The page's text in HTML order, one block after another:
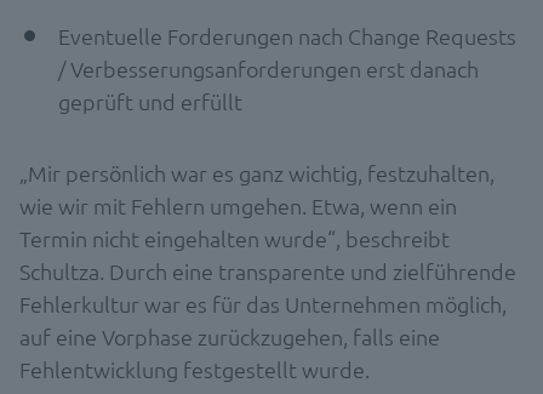
Eventuelle Forderungen nach Change Requests
/ Verbesserungsanforderungen erst danach
geprüft und erfüllt
„Mir persönlich war es ganz wichtig, festzuhalten,
wie wir mit Fehlern umgehen. Etwa, wenn ein
Termin nicht eingehalten wurde“, beschreibt
Schultza. Durch eine transparente und zielführende
Fehlerkultur war es für das Unternehmen möglich,
auf eine Vorphase zurückzugehen, falls eine
Fehlentwicklung festgestellt wurde.